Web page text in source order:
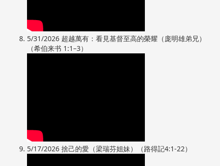
5/31/2026 超越萬有：看見基督至高的榮耀（庞明雄弟兄）
（希伯来书 1:1–3）
5/17/2026 捨己的愛（梁瑞芬姐妹）（路得記4:1-22）